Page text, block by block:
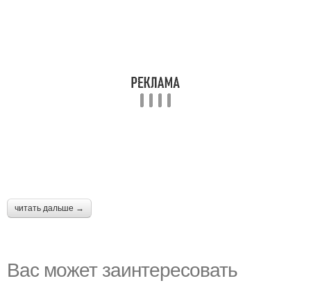
читать дальше →
Вас может заинтересовать